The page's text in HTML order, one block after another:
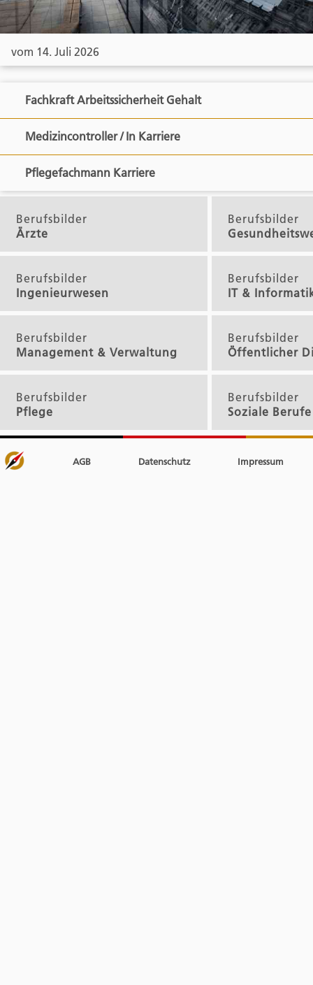
vom 14. Juli 2026
Fachkraft Arbeitssicherheit Gehalt
Medizincontroller / In Karriere
Pflegefachmann Karriere
Berufsbilder
Ärzte
Berufsbilder
Berufsbilder
Ingenieurwesen
Berufsbilder
IT &
Berufsbilder
Management & Verwaltung
Berufsbilder
Öffentlicher
Berufsbilder
Pflege
Berufsbilder
Soziale Berufe
AGB Datenschutz Impressum